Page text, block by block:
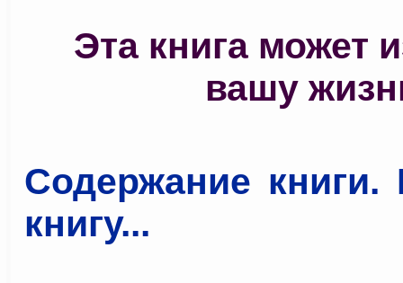
Эта книга может
вашу
Содержание книги.
книгу...